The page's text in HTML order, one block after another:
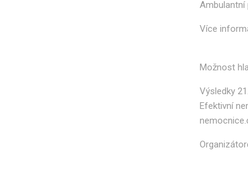
Ambulantní
Více
Možnost
Výsledky
Efektivní